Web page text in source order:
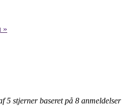
»
5 stjerner baseret på 8 anmeldelser